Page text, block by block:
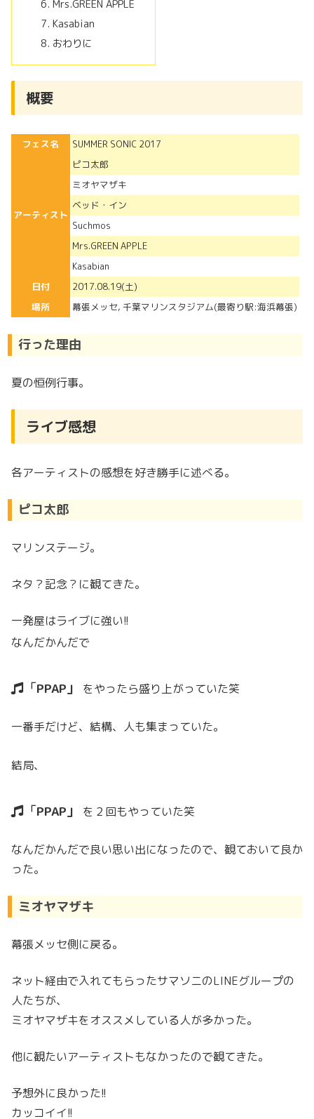
Mrs.GREEN APPLE
Kasabian
おわりに
概要
フェス名 SUMMER SONIC 2017
アーティスト
ピコ太郎
ミオヤマザキ
ベッド・イン
Suchmos
Mrs.GREEN APPLE
Kasabian
日付
2017.08.19(土)
場所
幕張メッセ, 千葉マリンスタジアム(最寄り駅:海浜幕張)
行った理由
夏の恒例行事。
ライブ感想
各アーティストの感想を好き勝手に述べる。
ピコ太郎
マリンステージ。
ネタ？記念？に観てきた。
一発屋はライブに強い!!
なんだかんだで
PPAP をやったら盛り上がっていた笑
一番手だけど、結構、人も集まっていた。
結局、
PPAP を２回もやっていた笑
なんだかんだで良い思い出になったので、観ておいて良か
った。
ミオヤマザキ
幕張メッセ側に戻る。
ネット経由で入れてもらったサマソニのLINEグループの
人たちが、
ミオヤマザキをオススメしている人が多かった。
他に観たいアーティストもなかったので観てきた。
予想外に良かった!!
カッコイイ!!